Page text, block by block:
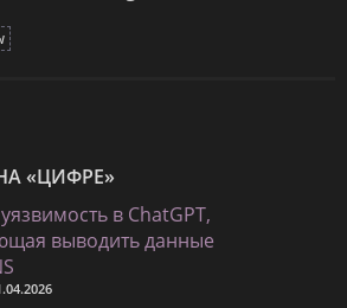
«ЦИФРЕ»
в ChatGPT,
выводить данные